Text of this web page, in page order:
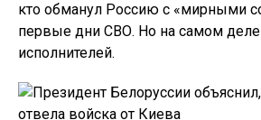
кто обманул Россию с «мирными
первые дни СВО. Но на самом деле
исполнителей.